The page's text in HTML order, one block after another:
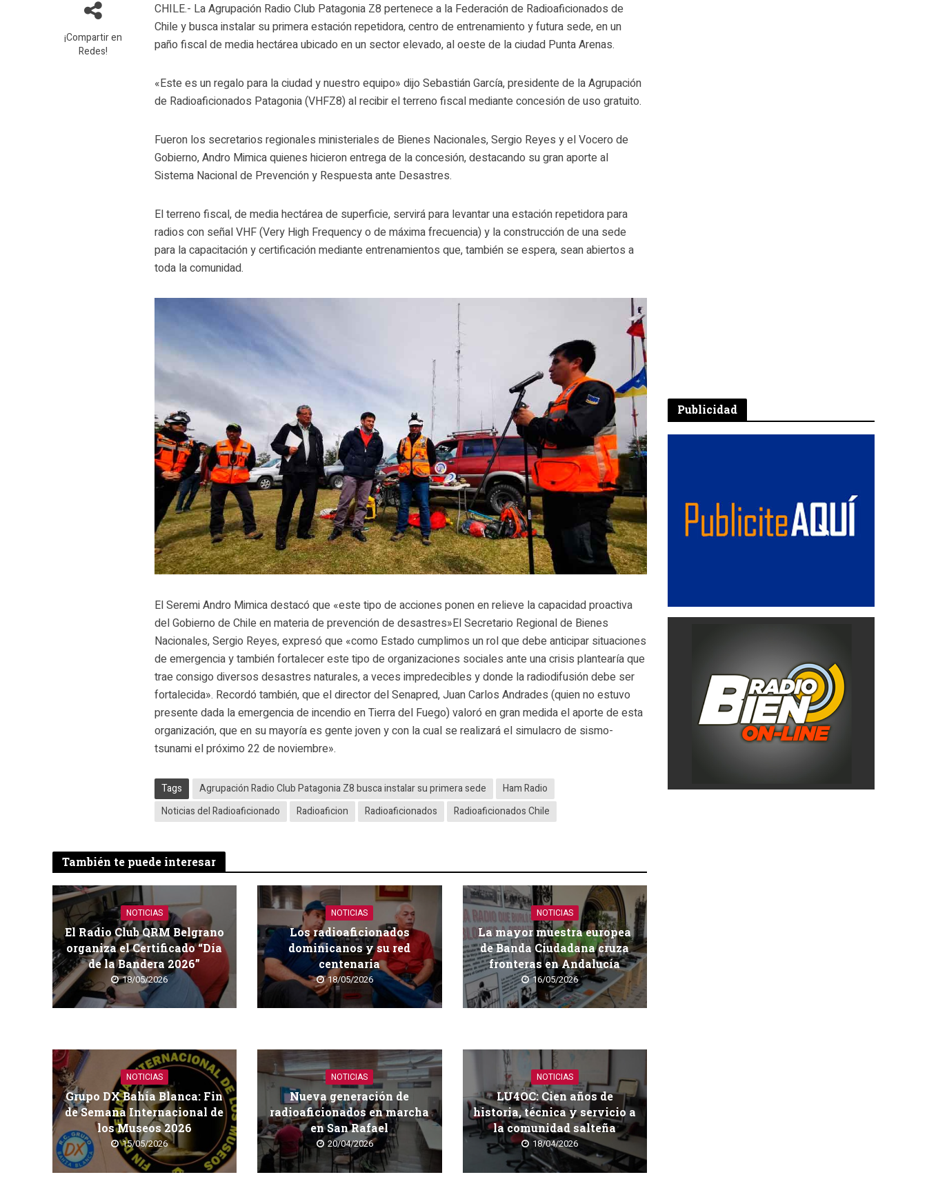
¡Compartir en
Redes!
CHILE.- La Agrupación Radio Club Patagonia Z8 pertenece a la Federación de Radioaficionados de
Chile y busca instalar su primera estación repetidora, centro de entrenamiento y futura sede, en un
paño fiscal de media hectárea ubicado en un sector elevado, al oeste de la ciudad Punta Arenas.
«Este es un regalo para la ciudad y nuestro equipo» dijo Sebastián García, presidente de la Agrupación
de Radioaficionados Patagonia (VHFZ8) al recibir el terreno fiscal mediante concesión de uso gratuito.
Fueron los secretarios regionales ministeriales de Bienes Nacionales, Sergio Reyes y el Vocero de
Gobierno, Andro Mimica quienes hicieron entrega de la concesión, destacando su gran aporte al
Sistema Nacional de Prevención y Respuesta ante Desastres.
El terreno fiscal, de media hectárea de superficie, servirá para levantar una estación repetidora para
radios con señal VHF (Very High Frequency o de máxima frecuencia) y la construcción de una sede
para la capacitación y certificación mediante entrenamientos que, también se espera, sean abiertos a
toda la comunidad.
El Seremi Andro Mimica destacó que «este tipo de acciones ponen en relieve la capacidad proactiva
del Gobierno de Chile en materia de prevención de desastres»El Secretario Regional de Bienes
Nacionales, Sergio Reyes, expresó que «como Estado cumplimos un rol que debe anticipar situaciones
de emergencia y también fortalecer este tipo de organizaciones sociales ante una crisis plantearía que
trae consigo diversos desastres naturales, a veces impredecibles y donde la radiodifusión debe ser
fortalecida». Recordó también, que el director del Senapred, Juan Carlos Andrades (quien no estuvo
presente dada la emergencia de incendio en Tierra del Fuego) valoró en gran medida el aporte de esta
organización, que en su mayoría es gente joven y con la cual se realizará el simulacro de sismo-
tsunami el próximo 22 de noviembre».
Tags Agrupación Radio Club Patagonia Z8 busca instalar su primera sede
Ham Radio
Noticias del Radioaficionado
Radioaficion Radioaficionados Radioaficionados Chile
También te puede interesar
NOTICIAS
El Radio Club QRM Belgrano
organiza el Certificado “Día
de la Bandera 2026”
18/05/2026
NOTICIAS
Los radioaficionados
dominicanos y su red
centenaria
18/05/2026
NOTICIAS
La mayor muestra europea
de Banda Ciudadana cruza
fronteras en Andalucía
16/05/2026
NOTICIAS
Grupo DX Bahía Blanca: Fin
de Semana Internacional de
los Museos 2026
15/05/2026
NOTICIAS
Nueva generación de
radioaficionados en marcha
en San Rafael
20/04/2026
NOTICIAS
LU4OC: Cien años de
historia, técnica y servicio a
la comunidad salteña
18/04/2026
Publicidad